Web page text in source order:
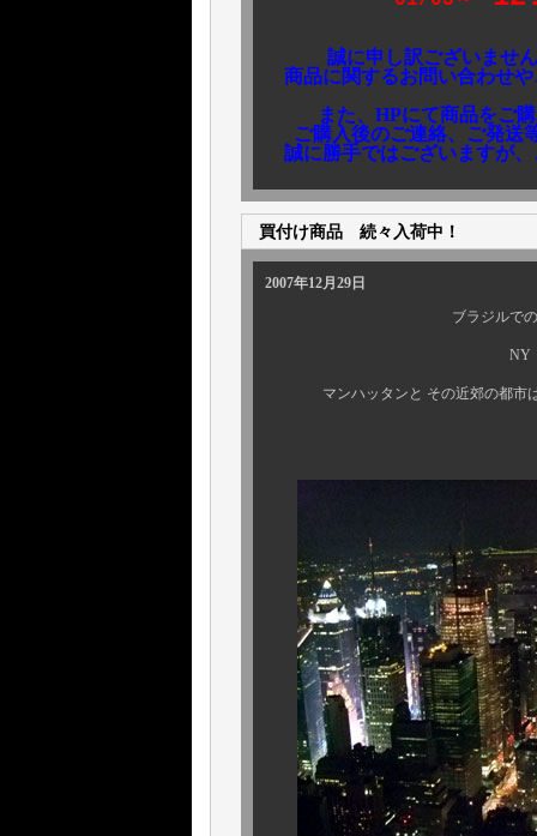
誠に申し訳ございません
商品に関するお問い合わせ
また、HPにて商品をご購
ご購入後のご連絡、ご発送
誠に勝手ではございますが
買付け商品 続々入荷中！
2007年12月29日
ブラジルでの買付けを
NY に 飛ん
マンハッタンと その近郊の都市は